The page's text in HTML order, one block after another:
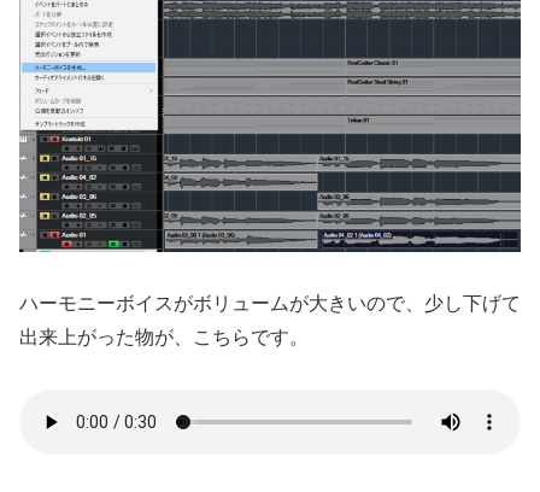
ハーモニーボイスがボリュームが大きいので、少し下げて
出来上がった物が、こちらです。